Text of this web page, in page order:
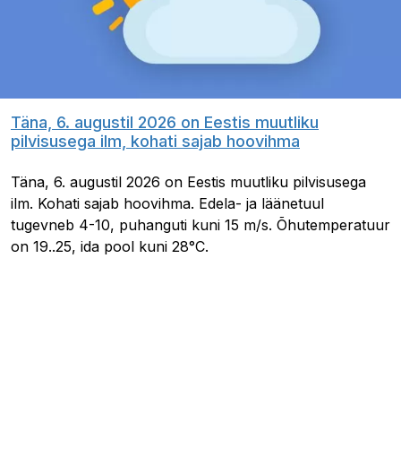
Täna, 6. augustil 2026 on Eestis muutliku
pilvisusega ilm, kohati sajab hoovihma
Täna, 6. augustil 2026 on Eestis muutliku pilvisusega
ilm. Kohati sajab hoovihma. Edela- ja läänetuul
tugevneb 4-10, puhanguti kuni 15 m/s. Õhutemperatuur
on 19..25, ida pool kuni 28°C.